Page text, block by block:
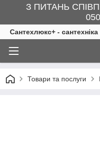
З ПИТАНЬ
Сантехлюкс+ -
Товари та послуги